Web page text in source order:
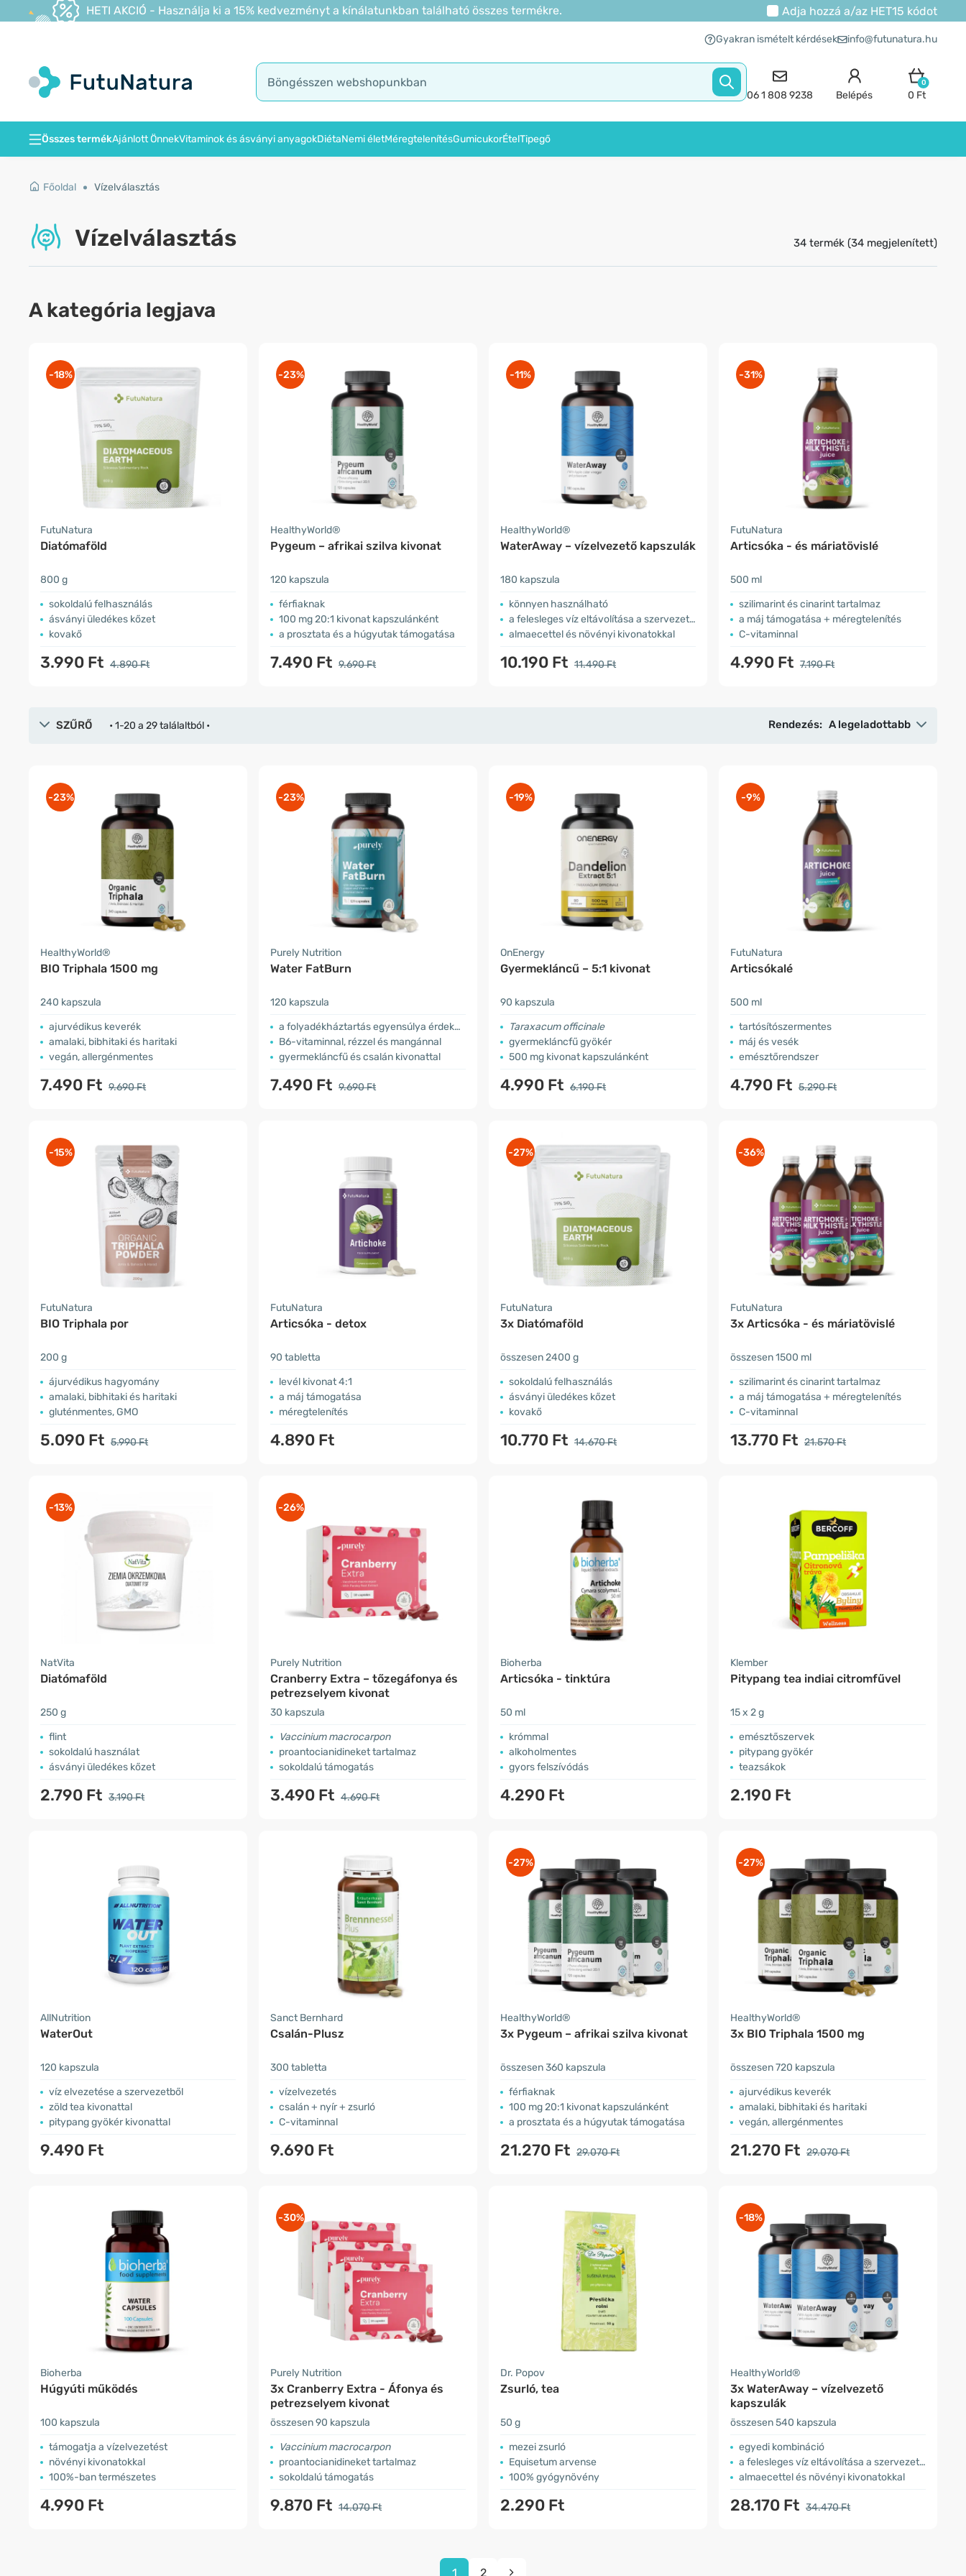
HETI AKCIÓ - Használja ki a 15% kedvezményt a kínálatunkban található összes termékre. Adja hozzá a/az HET15 kódot
Gyakran ismételt kérdések info@futunatura.hu
06 1 808 9238 Belépés
0
0 Ft
Összes termékAjánlott ÖnnekVitaminok és ásványi anyagokDiétaNemi életMéregtelenítésGumicukorÉtelTipegő
Főoldal Vízelválasztás
Vízelválasztás 34 termék (34 megjelenített)
A kategória legjava
-18%
FutuNatura
Diatómaföld
800 g
sokoldalú felhasználás
ásványi üledékes kőzet
kovakő
3.990 Ft 4.890 Ft
-23%
HealthyWorld®
Pygeum – afrikai szilva kivonat
120 kapszula
férfiaknak
100 mg 20:1 kivonat kapszulánként
a prosztata és a húgyutak támogatása
7.490 Ft 9.690 Ft
-11%
HealthyWorld®
WaterAway – vízelvezető kapszulák
180 kapszula
könnyen használható
a felesleges víz eltávolítása a szervezetből
almaecettel és növényi kivonatokkal
10.190 Ft 11.490 Ft
-31%
FutuNatura
Articsóka - és máriatövislé
500 ml
szilimarint és cinarint tartalmaz
a máj támogatása + méregtelenítés
C-vitaminnal
4.990 Ft 7.190 Ft
SZŰRŐ • 1-20 a 29 találaltból • Rendezés: A legeladottabb
-23%
HealthyWorld®
BIO Triphala 1500 mg
240 kapszula
ajurvédikus keverék
amalaki, bibhitaki és haritaki
vegán, allergénmentes
7.490 Ft 9.690 Ft
-23%
Purely Nutrition
Water FatBurn
120 kapszula
a folyadékháztartás egyensúlya érdekében
B6-vitaminnal, rézzel és mangánnal
gyermekláncfű és csalán kivonattal
7.490 Ft 9.690 Ft
-19%
OnEnergy
Gyermekláncű – 5:1 kivonat
90 kapszula
Taraxacum officinale
gyermekláncfű gyökér
500 mg kivonat kapszulánként
4.990 Ft 6.190 Ft
-9%
FutuNatura
Articsókalé
500 ml
tartósítószermentes
máj és vesék
emésztőrendszer
4.790 Ft 5.290 Ft
-15%
FutuNatura
BIO Triphala por
200 g
ájurvédikus hagyomány
amalaki, bibhitaki és haritaki
gluténmentes, GMO
5.090 Ft 5.990 Ft
FutuNatura
Articsóka - detox
90 tabletta
levél kivonat 4:1
a máj támogatása
méregtelenítés
4.890 Ft
-27%
FutuNatura
3x Diatómaföld
összesen 2400 g
sokoldalú felhasználás
ásványi üledékes kőzet
kovakő
10.770 Ft 14.670 Ft
-36%
FutuNatura
3x Articsóka - és máriatövislé
összesen 1500 ml
szilimarint és cinarint tartalmaz
a máj támogatása + méregtelenítés
C-vitaminnal
13.770 Ft 21.570 Ft
-13%
NatVita
Diatómaföld
250 g
flint
sokoldalú használat
ásványi üledékes kőzet
2.790 Ft 3.190 Ft
-26%
Purely Nutrition
Cranberry Extra – tőzegáfonya és
petrezselyem kivonat
30 kapszula
Vaccinium macrocarpon
proantocianidineket tartalmaz
sokoldalú támogatás
3.490 Ft 4.690 Ft
Bioherba
Articsóka - tinktúra
50 ml
krómmal
alkoholmentes
gyors felszívódás
4.290 Ft
Klember
Pitypang tea indiai citromfűvel
15 x 2 g
emésztőszervek
pitypang gyökér
teazsákok
2.190 Ft
AllNutrition
WaterOut
120 kapszula
víz elvezetése a szervezetből
zöld tea kivonattal
pitypang gyökér kivonattal
9.490 Ft
Sanct Bernhard
Csalán-Plusz
300 tabletta
vízelvezetés
csalán + nyír + zsurló
C-vitaminnal
9.690 Ft
-27%
HealthyWorld®
3x Pygeum – afrikai szilva kivonat
összesen 360 kapszula
férfiaknak
100 mg 20:1 kivonat kapszulánként
a prosztata és a húgyutak támogatása
21.270 Ft 29.070 Ft
-27%
HealthyWorld®
3x BIO Triphala 1500 mg
összesen 720 kapszula
ajurvédikus keverék
amalaki, bibhitaki és haritaki
vegán, allergénmentes
21.270 Ft 29.070 Ft
Bioherba
Húgyúti működés
100 kapszula
támogatja a vízelvezetést
növényi kivonatokkal
100%-ban természetes
4.990 Ft
-30%
Purely Nutrition
3x Cranberry Extra - Áfonya és
petrezselyem kivonat
összesen 90 kapszula
Vaccinium macrocarpon
proantocianidineket tartalmaz
sokoldalú támogatás
9.870 Ft 14.070 Ft
Dr. Popov
Zsurló, tea
50 g
mezei zsurló
Equisetum arvense
100% gyógynövény
2.290 Ft
-18%
HealthyWorld®
3x WaterAway – vízelvezető
kapszulák
összesen 540 kapszula
egyedi kombináció
a felesleges víz eltávolítása a szervezetből
almaecettel és növényi kivonatokkal
28.170 Ft 34.470 Ft
1 2